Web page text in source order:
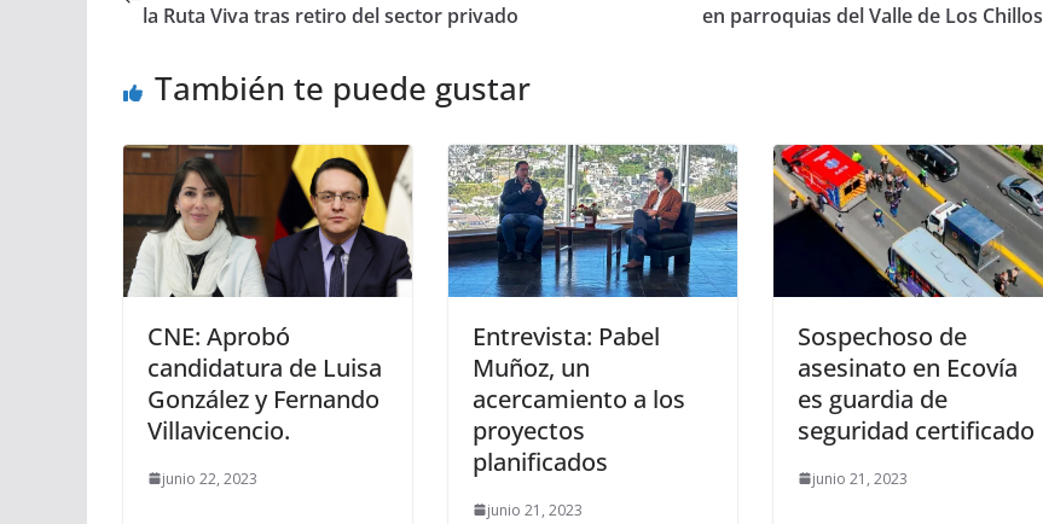
la Ruta Viva tras retiro del sector privado
en parroquias del Valle de Los Chillos
También te puede gustar
CNE: Aprobó
candidatura de Luisa
González y Fernando
Villavicencio.
junio 22, 2023
Entrevista: Pabel
Muñoz, un
acercamiento a los
proyectos
planificados
junio 21, 2023
Sospechoso de
asesinato en Ecovía
es guardia de
seguridad certificado
junio 21, 2023